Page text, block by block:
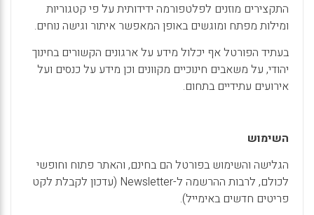
התקצירים מוזנים לפלטפורמה ידידותית על פי קטגוריות
ומילות מפתח ומוגשים באופן המאפשר איתור וגישה נוחים.
בעתיד הפורטל אף יכלול מידע על ארגונים הקשורים בחינוך
יהודי, על משאבים חינוכיים מקוונים וכן מידע על כנסים ועל
אירועים עתידיים בתחום.
השימוש
הגלישה והשימוש בפורטל הם בחינם, והאתר פתוח וחופשי
לכולם, לרבות ההרשמה ל-Newsletter (עדכון לקבלת לקט
פריטים חדשים באימייל).